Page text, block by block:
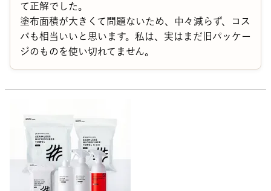
て正解でした。
塗布面積が大きくて問題ないため、中々減らず、コス
パも相当いいと思います。私は、実はまだ旧パッケー
ジのものを使い切れてません。